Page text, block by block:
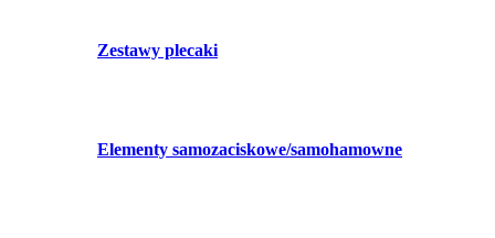
Zestawy plecaki
Elementy samozaciskowe/samohamowne